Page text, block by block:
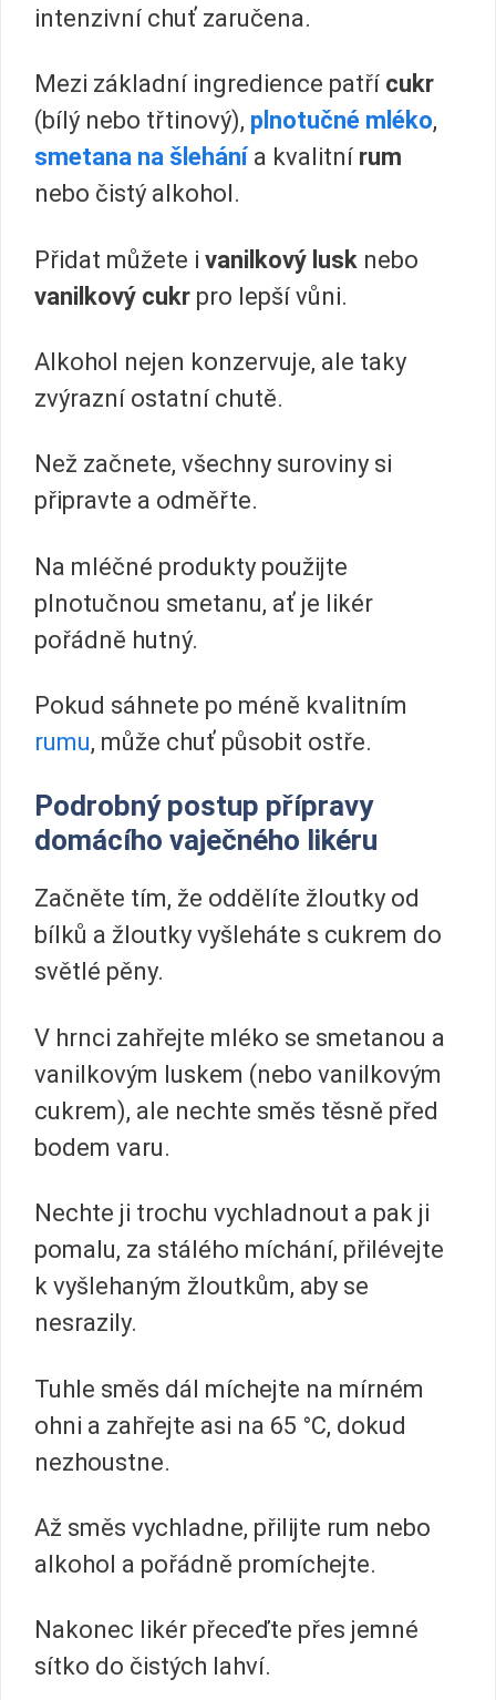
intenzivní chuť zaručena.
Mezi základní ingredience patří cukr
(bílý nebo třtinový), plnotučné mléko,
smetana na šlehánía kvalitní rum
nebo čistý alkohol.
Přidat můžete i vanilkový lusk nebo
vanilkový cukr pro lepší vůni.
Alkohol nejen konzervuje, ale taky
zvýrazní ostatní chutě.
Než začnete, všechny suroviny si
připravte a odměřte.
Na mléčné produkty použijte
plnotučnou smetanu, ať je likér
pořádně hutný.
Pokud sáhnete po méně kvalitním
rumu, může chuť působit ostře.
Podrobný postup přípravy
domácího vaječného likéru
Začněte tím, že oddělíte žloutky od
bílků a žloutky vyšleháte s cukrem do
světlé pěny.
V hrnci zahřejte mléko se smetanou a
vanilkovým luskem (nebo vanilkovým
cukrem), ale nechte směs těsně před
bodem varu.
Nechte ji trochu vychladnout a pak ji
pomalu, za stálého míchání, přilévejte
k vyšlehaným žloutkům, aby se
nesrazily.
Tuhle směs dál míchejte na mírném
ohni a zahřejte asi na 65 °C, dokud
nezhoustne.
Až směs vychladne, přilijte rum nebo
alkohol a pořádně promíchejte.
Nakonec likér přeceďte přes jemné
sítko do čistých lahví.